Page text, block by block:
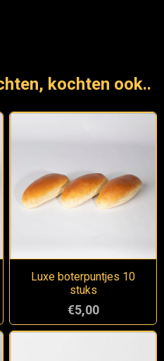
kochten ook..
Luxe boterpuntjes 10
stuks
€5,00